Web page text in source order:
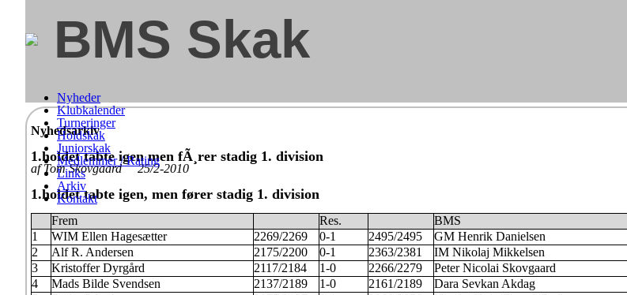
BMS Skak
Nyheder
Klubkalender
Turneringer
Holdskak
Juniorskak
Medlemmer / Rating
Links
Arkiv
Kontakt
Nyhedsarkiv
1.holdet tabte igen men fÃ¸rer stadig 1. division
af Tom Skovgaard 25/2-2010
1.holdet tabte igen, men fører stadig 1. division
Frem Res.
BMS
1
WIM Ellen Hagesætter 2269/2269 0-1 2495/2495
GM Henrik Danielsen
2
Alf R. Andersen 2175/2200 0-1 2363/2381
IM Nikolaj Mikkelsen
3
Kristoffer Dyrgård 2117/2184 1-0 2266/2279
Peter Nicolai Skovgaard
4
Mads Bilde Svendsen 2137/2189 1-0 2161/2189
Dara Sevkan Akdag